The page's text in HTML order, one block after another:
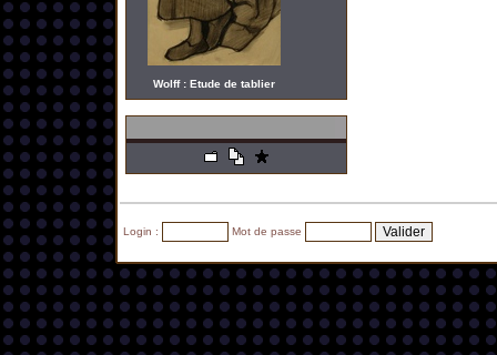
Wolff : Etude de tablier
Login : Mot de passe